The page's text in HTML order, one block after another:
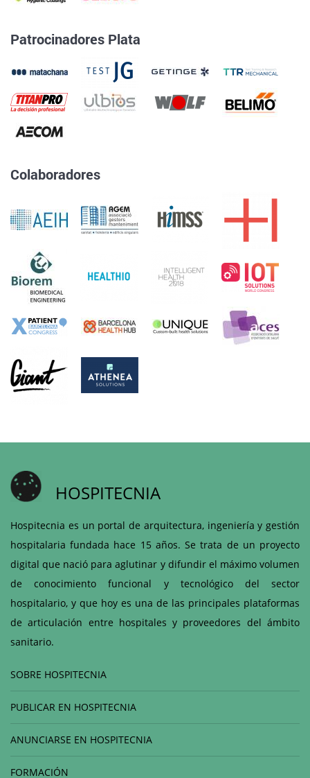
Patrocinadores Plata
Colaboradores
HOSPITECNIA
Hospitecnia es un portal de arquitectura, ingeniería y gestión
hospitalaria fundada hace 15 años. Se trata de un proyecto
digital que nació para aglutinar y difundir el máximo volumen
de conocimiento funcional y tecnológico del sector
hospitalario, y que hoy es una de las principales plataformas
de articulación entre hospitales y proveedores del ámbito
sanitario.
SOBRE HOSPITECNIA
PUBLICAR EN HOSPITECNIA
ANUNCIARSE EN HOSPITECNIA
FORMACIÓN